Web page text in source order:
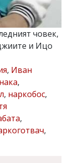
човек,
и Ицо
, Иван
,
, наркобос,
,
,